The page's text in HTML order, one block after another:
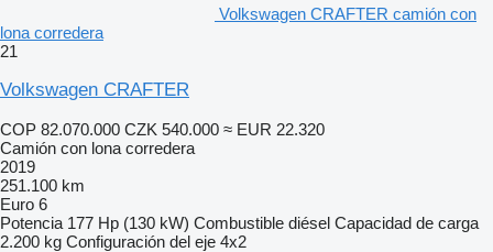
Volkswagen CRAFTER camión con
lona corredera
21
Volkswagen CRAFTER
COP 82.070.000 CZK 540.000 ≈ EUR 22.320
Camión con lona corredera
2019
251.100 km
Euro 6
Potencia 177 Hp (130 kW) Combustible diésel Capacidad de carga
2.200 kg Configuración del eje 4x2